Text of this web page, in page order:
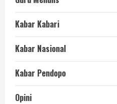
Kabar Kabari
Kabar Nasional
Kabar Pendopo
Opini